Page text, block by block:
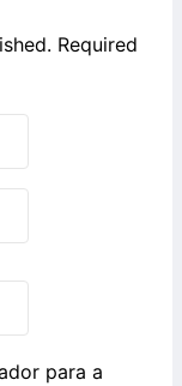
Required
para a